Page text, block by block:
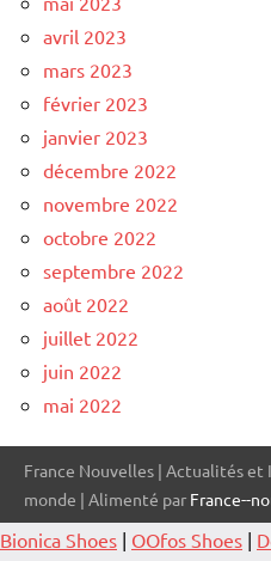
avril 2023
mars 2023
février 2023
janvier 2023
décembre 2022
novembre 2022
octobre 2022
septembre 2022
août 2022
juillet 2022
juin 2022
mai 2022
France Nouvelles | Actualités et
monde | Alimenté par France--
Bionica Shoes | OOfos Shoes |